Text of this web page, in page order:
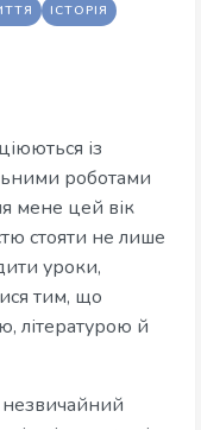
ІСТОРІЯ
із
роботами
мене цей вік
стояти не лише
уроки,
тим, що
літературою й